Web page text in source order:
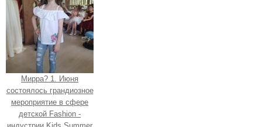
Мирра? 1. Июня
состоялось грандиозное
мероприятие в сфере
детской Fashion -